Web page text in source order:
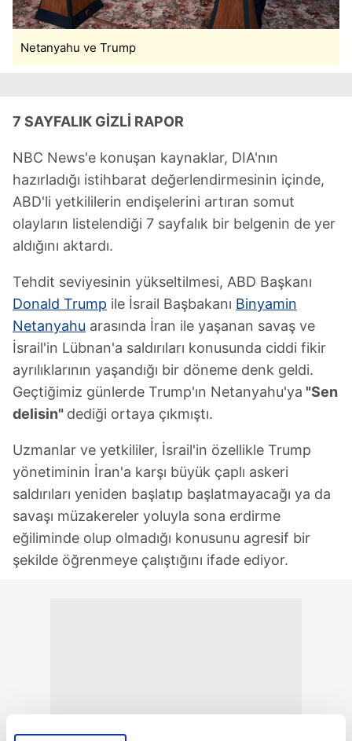
Netanyahu ve Trump
7 SAYFALIK GİZLİ RAPOR
NBC News'e konuşan kaynaklar, DIA'nın
hazırladığı istihbarat değerlendirmesinin içinde,
ABD'li yetkililerin endişelerini artıran somut
olayların listelendiği 7 sayfalık bir belgenin de yer
aldığını aktardı.
Tehdit seviyesinin yükseltilmesi, ABD Başkanı
Donald Trump ile İsrail Başbakanı Binyamin
Netanyahu arasında İran ile yaşanan savaş ve
İsrail'in Lübnan'a saldırıları konusunda ciddi fikir
ayrılıklarının yaşandığı bir döneme denk geldi.
Geçtiğimiz günlerde Trump'ın Netanyahu'ya "Sen
delisin" dediği ortaya çıkmıştı.
Uzmanlar ve yetkililer, İsrail'in özellikle Trump
yönetiminin İran'a karşı büyük çaplı askeri
saldırıları yeniden başlatıp başlatmayacağı ya da
savaşı müzakereler yoluyla sona erdirme
eğiliminde olup olmadığı konusunu agresif bir
şekilde öğrenmeye çalıştığını ifade ediyor.